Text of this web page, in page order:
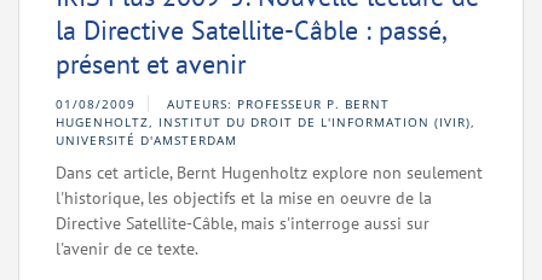
la Directive Satellite-Câble : passé,
présent et avenir
01/08/2009
AUTEURS: PROFESSEUR P. BERNT
HUGENHOLTZ, INSTITUT DU DROIT DE L'INFORMATION (IVIR),
UNIVERSITÉ D'AMSTERDAM
Dans cet article, Bernt Hugenholtz explore non seulement
l'historique, les objectifs et la mise en oeuvre de la
Directive Satellite-Câble, mais s'interroge aussi sur
l'avenir de ce texte.